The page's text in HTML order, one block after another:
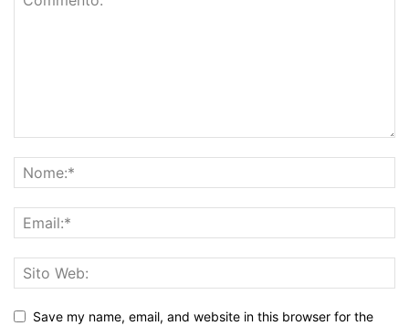
Save my name, email, and website in this browser for the